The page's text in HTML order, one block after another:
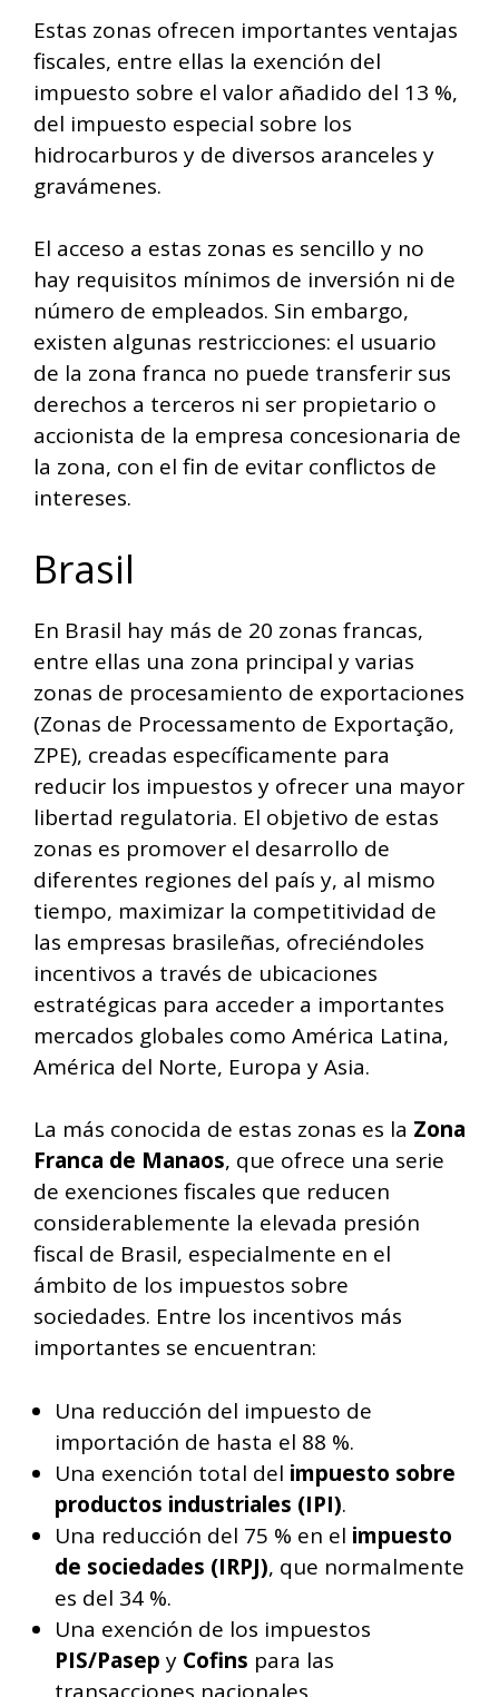
Estas zonas ofrecen importantes ventajas
fiscales, entre ellas la exención del
impuesto sobre el valor añadido del 13 %,
del impuesto especial sobre los
hidrocarburos y de diversos aranceles y
gravámenes.
El acceso a estas zonas es sencillo y no
hay requisitos mínimos de inversión ni de
número de empleados. Sin embargo,
existen algunas restricciones: el usuario
de la zona franca no puede transferir sus
derechos a terceros ni ser propietario o
accionista de la empresa concesionaria de
la zona, con el fin de evitar conflictos de
intereses.
Brasil
En Brasil hay más de 20 zonas francas,
entre ellas una zona principal y varias
zonas de procesamiento de exportaciones
(Zonas de Processamento de Exportação,
ZPE), creadas específicamente para
reducir los impuestos y ofrecer una mayor
libertad regulatoria. El objetivo de estas
zonas es promover el desarrollo de
diferentes regiones del país y, al mismo
tiempo, maximizar la competitividad de
las empresas brasileñas, ofreciéndoles
incentivos a través de ubicaciones
estratégicas para acceder a importantes
mercados globales como América Latina,
América del Norte, Europa y Asia.
La más conocida de estas zonas es la Zona
Franca de Manaos, que ofrece una serie
de exenciones fiscales que reducen
considerablemente la elevada presión
fiscal de Brasil, especialmente en el
ámbito de los impuestos sobre
sociedades. Entre los incentivos más
importantes se encuentran:
Una reducción del impuesto de
importación de hasta el 88 %.
Una exención total del impuesto sobre
productos industriales (IPI).
Una reducción del 75 % en el impuesto
de sociedades (IRPJ), que normalmente
es del 34 %.
Una exención de los impuestos
PIS/Pasep y Cofins para las